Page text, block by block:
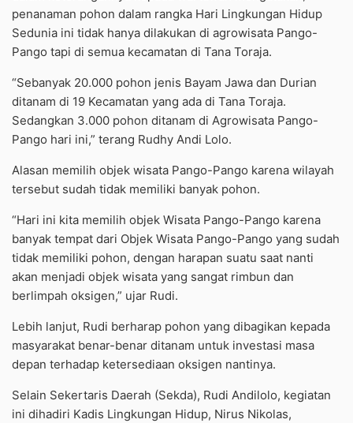
penanaman pohon dalam rangka Hari Lingkungan Hidup
Sedunia ini tidak hanya dilakukan di agrowisata Pango-
Pango tapi di semua kecamatan di Tana Toraja.
“Sebanyak 20.000 pohon jenis Bayam Jawa dan Durian
ditanam di 19 Kecamatan yang ada di Tana Toraja.
Sedangkan 3.000 pohon ditanam di Agrowisata Pango-
Pango hari ini,” terang Rudhy Andi Lolo.
Alasan memilih objek wisata Pango-Pango karena wilayah
tersebut sudah tidak memiliki banyak pohon.
“Hari ini kita memilih objek Wisata Pango-Pango karena
banyak tempat dari Objek Wisata Pango-Pango yang sudah
tidak memiliki pohon, dengan harapan suatu saat nanti
akan menjadi objek wisata yang sangat rimbun dan
berlimpah oksigen,” ujar Rudi.
Lebih lanjut, Rudi berharap pohon yang dibagikan kepada
masyarakat benar-benar ditanam untuk investasi masa
depan terhadap ketersediaan oksigen nantinya.
Selain Sekertaris Daerah (Sekda), Rudi Andilolo, kegiatan
ini dihadiri Kadis Lingkungan Hidup, Nirus Nikolas,